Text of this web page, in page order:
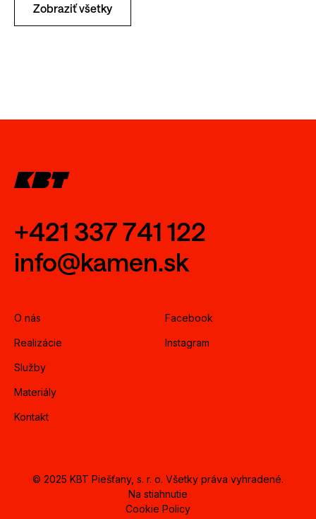
Zobraziť všetky
+421 337 741 122
info@kamen.sk
O nás
Realizácie
Služby
Materiály
Kontakt
Facebook
Instagram
© 2025 KBT Piešťany, s. r. o. Všetky práva vyhradené.
Na stiahnutie
Cookie Policy